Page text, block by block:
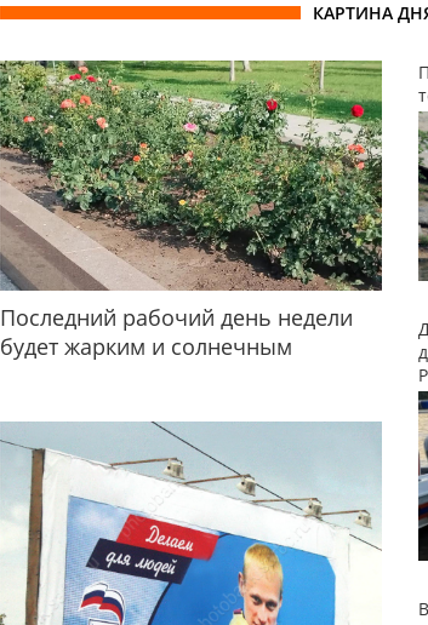
КАРТИНА
Последний рабочий день недели
будет жарким и солнечным